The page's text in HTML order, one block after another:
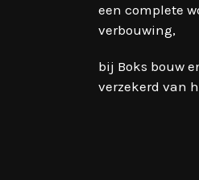
een complete
verbouwing,
bij Boks bouw
verzekerd van